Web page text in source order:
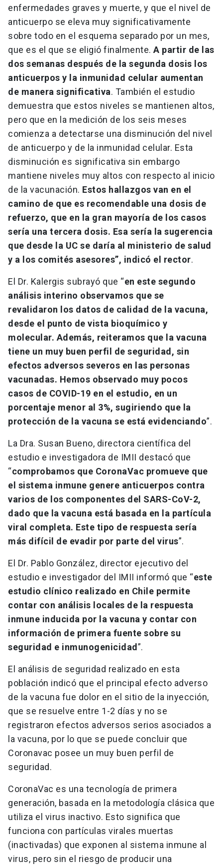
enfermedades graves y muerte, y que el nivel de
anticuerpo se eleva muy significativamente
sobre todo en el esquema separado por un mes,
que es el que se eligió finalmente. A partir de las
dos semanas después de la segunda dosis los
anticuerpos y la inmunidad celular aumentan
de manera significativa. También el estudio
demuestra que estos niveles se mantienen altos,
pero que en la medición de los seis meses
comienza a detectarse una disminución del nivel
de anticuerpo y de la inmunidad celular. Esta
disminución es significativa sin embargo
mantiene niveles muy altos con respecto al inicio
de la vacunación. Estos hallazgos van en el
camino de que es recomendable una dosis de
refuerzo, que en la gran mayoría de los casos
sería una tercera dosis. Esa sería la sugerencia
que desde la UC se daría al ministerio de salud
y a los comités asesores”, indicó el rector.
El Dr. Kalergis subrayó que “en este segundo
análisis interino observamos que se
revalidaron los datos de calidad de la vacuna,
desde el punto de vista bioquímico y
molecular. Además, reiteramos que la vacuna
tiene un muy buen perfil de seguridad, sin
efectos adversos severos en las personas
vacunadas. Hemos observado muy pocos
casos de COVID-19 en el estudio, en un
porcentaje menor al 3%, sugiriendo que la
protección de la vacuna se está evidenciando”.
La Dra. Susan Bueno, directora científica del
estudio e investigadora de IMII destacó que
“comprobamos que CoronaVac promueve que
el sistema inmune genere anticuerpos contra
varios de los componentes del SARS-CoV-2,
dado que la vacuna está basada en la partícula
viral completa. Este tipo de respuesta sería
más difícil de evadir por parte del virus”.
El Dr. Pablo González, director ejecutivo del
estudio e investigador del IMII informó que “este
estudio clínico realizado en Chile permite
contar con análisis locales de la respuesta
inmune inducida por la vacuna y contar con
información de primera fuente sobre su
seguridad e inmunogenicidad ”.
El análisis de seguridad realizado en esta
población indicó que el principal efecto adverso
de la vacuna fue dolor en el sitio de la inyección,
que se resuelve entre 1-2 días y no se
registraron efectos adversos serios asociados a
la vacuna, por lo que se puede concluir que
Coronavac posee un muy buen perfil de
seguridad.
CoronaVac es una tecnología de primera
generación, basada en la metodología clásica que
utiliza el virus inactivo. Esto significa que
funciona con partículas virales muertas
(inactivadas) que exponen al sistema inmune al
virus, pero sin el riesgo de producir una